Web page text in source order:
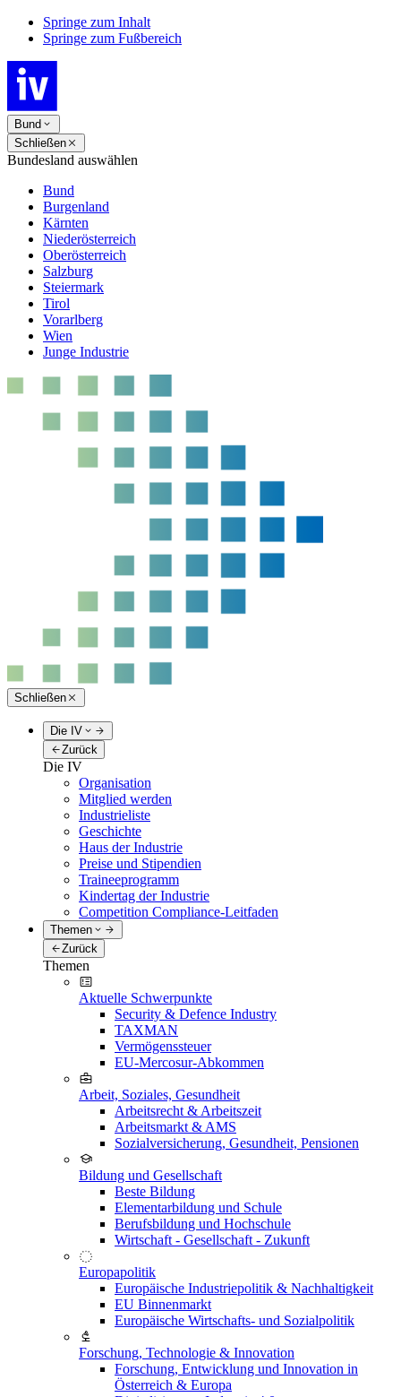
Springe zum Inhalt
Springe zum Fußbereich
Bund
Schließen
Bundesland auswählen
Bund
Burgenland
Kärnten
Niederösterreich
Oberösterreich
Salzburg
Steiermark
Tirol
Vorarlberg
Wien
Junge Industrie
Schließen
Die IV
Zurück
Die IV
Organisation
Mitglied werden
Industrieliste
Geschichte
Haus der Industrie
Preise und Stipendien
Traineeprogramm
Kindertag der Industrie
Competition Compliance-Leitfaden
Themen
Zurück
Themen
Aktuelle Schwerpunkte
Security & Defence Industry
TAXMAN
Vermögenssteuer
EU-Mercosur-Abkommen
Arbeit, Soziales, Gesundheit
Arbeitsrecht & Arbeitszeit
Arbeitsmarkt & AMS
Sozialversicherung, Gesundheit, Pensionen
Bildung und Gesellschaft
Beste Bildung
Elementarbildung und Schule
Berufsbildung und Hochschule
Wirtschaft - Gesellschaft - Zukunft
Europapolitik
Europäische Industriepolitik & Nachhaltigkeit
EU Binnenmarkt
Europäische Wirtschafts- und Sozialpolitik
Forschung, Technologie & Innovation
Forschung, Entwicklung und Innovation in
Österreich & Europa